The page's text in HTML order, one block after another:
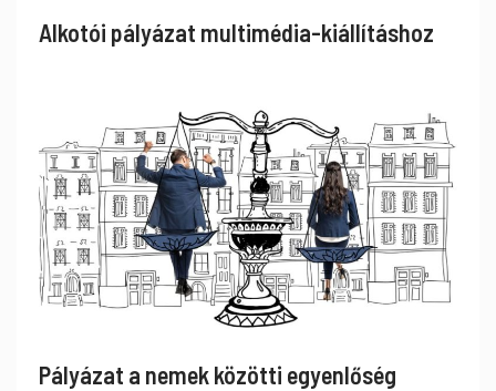
Alkotói pályázat multimédia-kiállításhoz
Pályázat a nemek közötti egyenlőség